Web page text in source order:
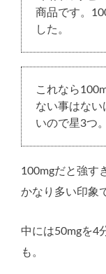
商品です。
した。
これなら
ない事はな
いので星3つ。
100mgだと強す
かなり多い印象
中には50mgを4
も。